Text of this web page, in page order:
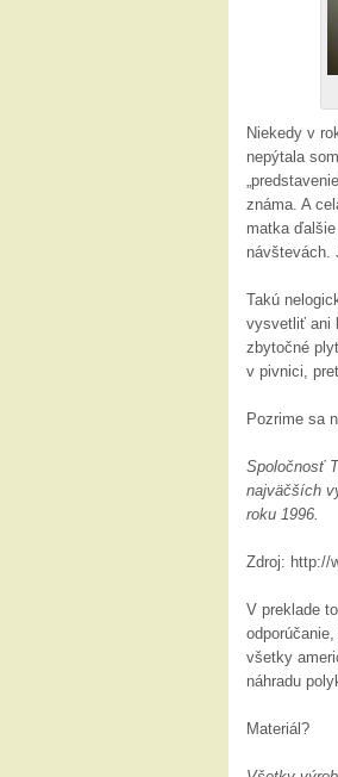
Niekedy v
nepýtala
známa. A
matka
návštevách.
Takú
vysvetliť ani
zbytočné
v pivnici,
Pozrime sa
Spoločnosť
najväčších
roku 1996.
Zdroj: http://
V preklade
všetky
náhradu
Materiál?